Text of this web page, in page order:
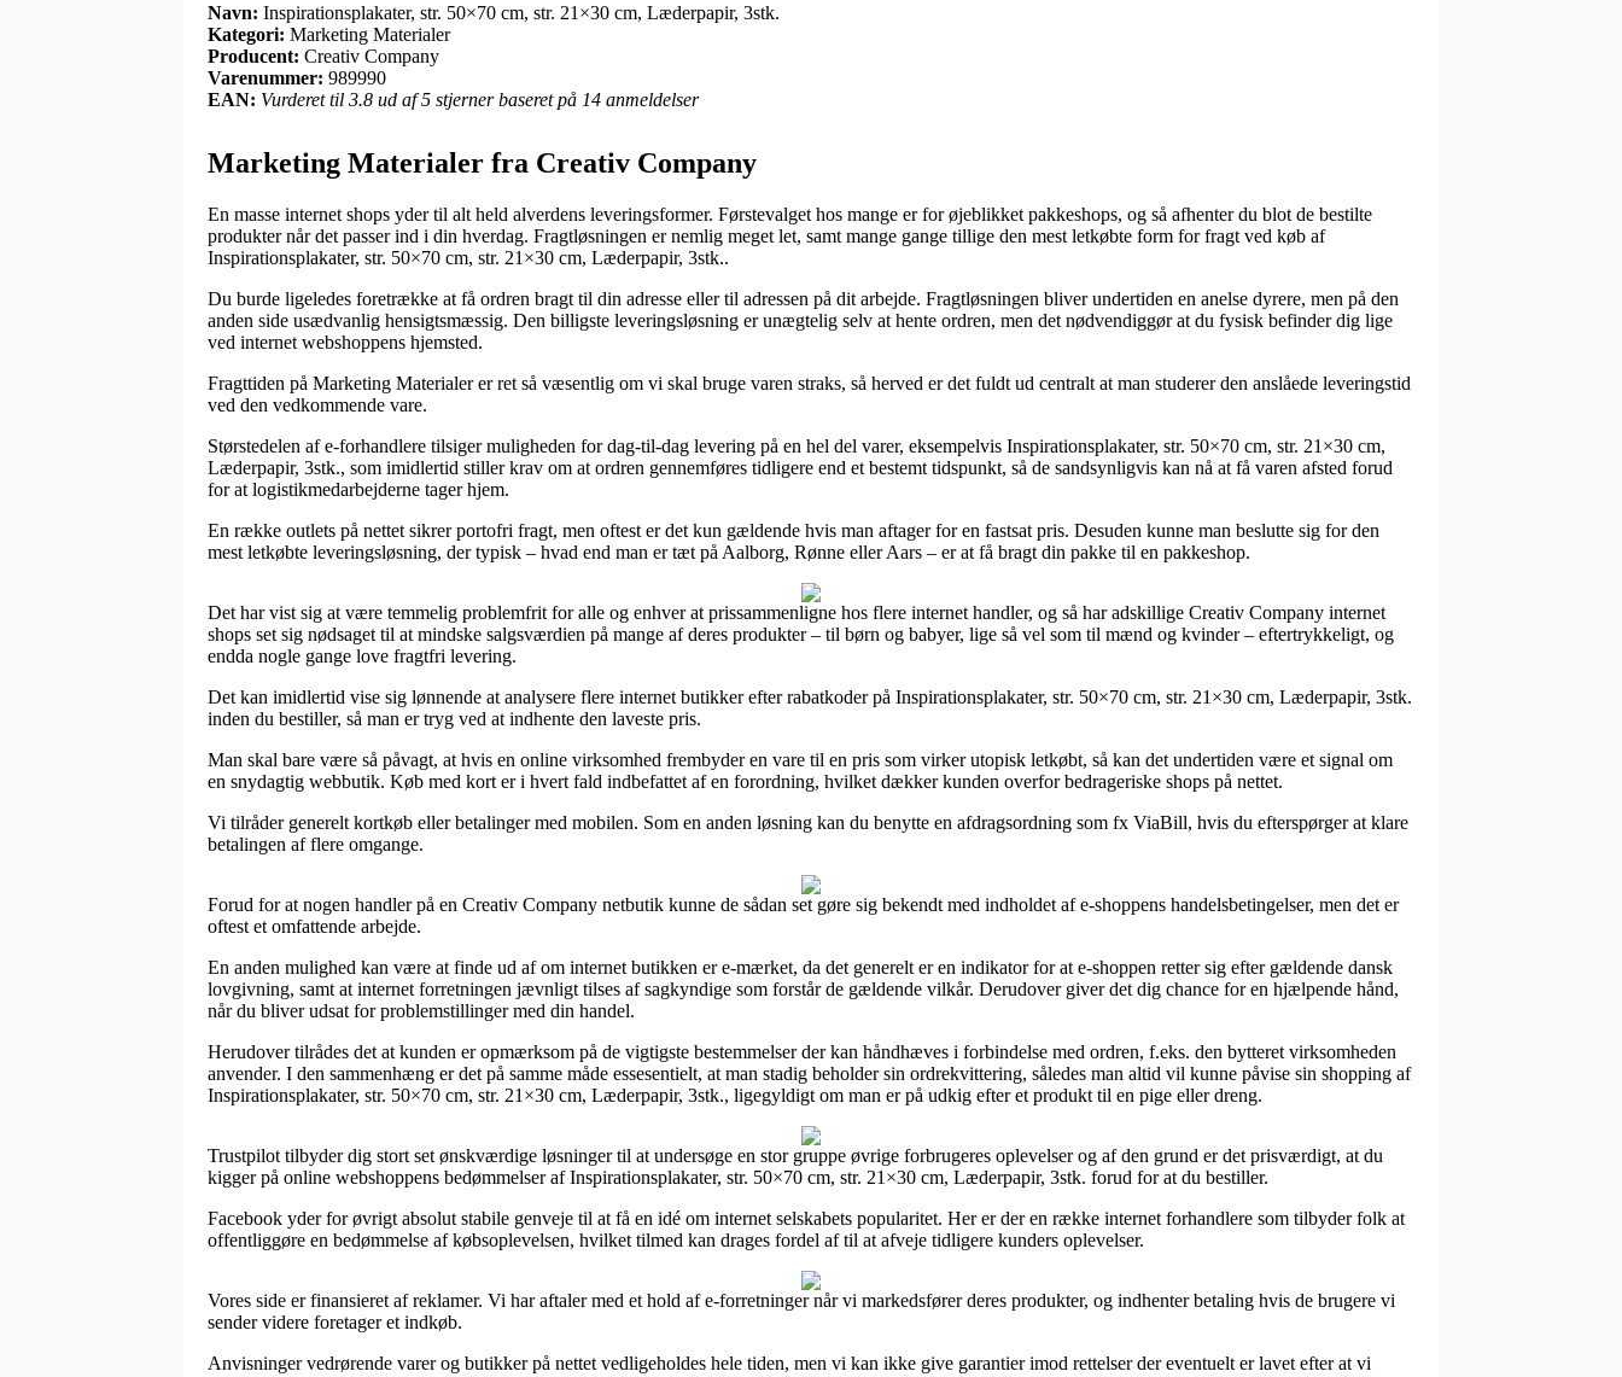
Navn: Inspirationsplakater, str. 50×70 cm, str. 21×30 cm, Læderpapir, 3stk.
Kategori: Marketing Materialer
Producent: Creativ Company
Varenummer: 989990
EAN: Vurderet til 3.8 ud af 5 stjerner baseret på 14 anmeldelser
Marketing Materialer fra Creativ Company
En masse internet shops yder til alt held alverdens leveringsformer. Førstevalget hos mange er for øjeblikket pakkeshops, og så afhenter du blot de bestilte
produkter når det passer ind i din hverdag. Fragtløsningen er nemlig meget let, samt mange gange tillige den mest letkøbte form for fragt ved køb af
Inspirationsplakater, str. 50×70 cm, str. 21×30 cm, Læderpapir, 3stk..
Du burde ligeledes foretrække at få ordren bragt til din adresse eller til adressen på dit arbejde. Fragtløsningen bliver undertiden en anelse dyrere, men på den
anden side usædvanlig hensigtsmæssig. Den billigste leveringsløsning er unægtelig selv at hente ordren, men det nødvendiggør at du fysisk befinder dig lige
ved internet webshoppens hjemsted.
Fragttiden på Marketing Materialer er ret så væsentlig om vi skal bruge varen straks, så herved er det fuldt ud centralt at man studerer den anslåede leveringstid
ved den vedkommende vare.
Størstedelen af e-forhandlere tilsiger muligheden for dag-til-dag levering på en hel del varer, eksempelvis Inspirationsplakater, str. 50×70 cm, str. 21×30 cm,
Læderpapir, 3stk., som imidlertid stiller krav om at ordren gennemføres tidligere end et bestemt tidspunkt, så de sandsynligvis kan nå at få varen afsted forud
for at logistikmedarbejderne tager hjem.
En række outlets på nettet sikrer portofri fragt, men oftest er det kun gældende hvis man aftager for en fastsat pris. Desuden kunne man beslutte sig for den
mest letkøbte leveringsløsning, der typisk – hvad end man er tæt på Aalborg, Rønne eller Aars – er at få bragt din pakke til en pakkeshop.
Det har vist sig at være temmelig problemfrit for alle og enhver at prissammenligne hos flere internet handler, og så har adskillige Creativ Company internet
shops set sig nødsaget til at mindske salgsværdien på mange af deres produkter – til børn og babyer, lige så vel som til mænd og kvinder – eftertrykkeligt, og
endda nogle gange love fragtfri levering.
Det kan imidlertid vise sig lønnende at analysere flere internet butikker efter rabatkoder på Inspirationsplakater, str. 50×70 cm, str. 21×30 cm, Læderpapir, 3stk.
inden du bestiller, så man er tryg ved at indhente den laveste pris.
Man skal bare være så påvagt, at hvis en online virksomhed frembyder en vare til en pris som virker utopisk letkøbt, så kan det undertiden være et signal om
en snydagtig webbutik. Køb med kort er i hvert fald indbefattet af en forordning, hvilket dækker kunden overfor bedrageriske shops på nettet.
Vi tilråder generelt kortkøb eller betalinger med mobilen. Som en anden løsning kan du benytte en afdragsordning som fx ViaBill, hvis du efterspørger at klare
betalingen af flere omgange.
Forud for at nogen handler på en Creativ Company netbutik kunne de sådan set gøre sig bekendt med indholdet af e-shoppens handelsbetingelser, men det er
oftest et omfattende arbejde.
En anden mulighed kan være at finde ud af om internet butikken er e-mærket, da det generelt er en indikator for at e-shoppen retter sig efter gældende dansk
lovgivning, samt at internet forretningen jævnligt tilses af sagkyndige som forstår de gældende vilkår. Derudover giver det dig chance for en hjælpende hånd,
når du bliver udsat for problemstillinger med din handel.
Herudover tilrådes det at kunden er opmærksom på de vigtigste bestemmelser der kan håndhæves i forbindelse med ordren, f.eks. den bytteret virksomheden
anvender. I den sammenhæng er det på samme måde essesentielt, at man stadig beholder sin ordrekvittering, således man altid vil kunne påvise sin shopping af
Inspirationsplakater, str. 50×70 cm, str. 21×30 cm, Læderpapir, 3stk., ligegyldigt om man er på udkig efter et produkt til en pige eller dreng.
Trustpilot tilbyder dig stort set ønskværdige løsninger til at undersøge en stor gruppe øvrige forbrugeres oplevelser og af den grund er det prisværdigt, at du
kigger på online webshoppens bedømmelser af Inspirationsplakater, str. 50×70 cm, str. 21×30 cm, Læderpapir, 3stk. forud for at du bestiller.
Facebook yder for øvrigt absolut stabile genveje til at få en idé om internet selskabets popularitet. Her er der en række internet forhandlere som tilbyder folk at
offentliggøre en bedømmelse af købsoplevelsen, hvilket tilmed kan drages fordel af til at afveje tidligere kunders oplevelser.
Vores side er finansieret af reklamer. Vi har aftaler med et hold af e-forretninger når vi markedsfører deres produkter, og indhenter betaling hvis de brugere vi
sender videre foretager et indkøb.
Anvisninger vedrørende varer og butikker på nettet vedligeholdes hele tiden, men vi kan ikke give garantier imod rettelser der eventuelt er lavet efter at vi